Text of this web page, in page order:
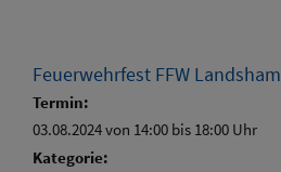
Feuerwehrfest FFW Landsham
Termin:
03.08.2024 von 14:00 bis 18:00 Uhr
Kategorie: